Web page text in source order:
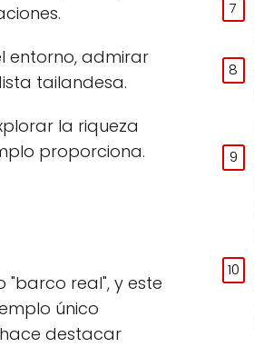
entorno, admirar
tailandesa.
la riqueza
proporciona.
"barco real", y este
único
destacar